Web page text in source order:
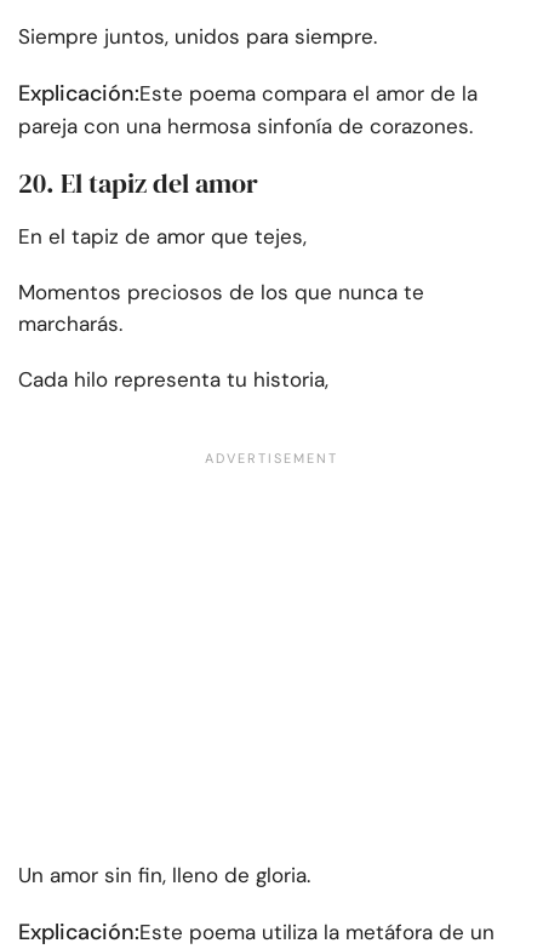
Siempre juntos, unidos para siempre.
Explicación:Este poema compara el amor de la
pareja con una hermosa sinfonía de corazones.
20. El tapiz del amor
En el tapiz de amor que tejes,
Momentos preciosos de los que nunca te
marcharás.
Cada hilo representa tu historia,
Un amor sin fin, lleno de gloria.
Explicación:Este poema utiliza la metáfora de un